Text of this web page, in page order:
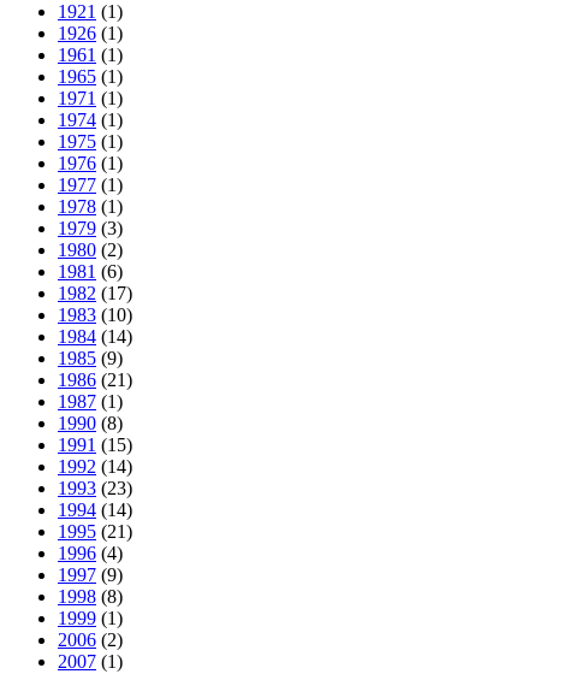
1921 (1)
1926 (1)
1961 (1)
1965 (1)
1971 (1)
1974 (1)
1975 (1)
1976 (1)
1977 (1)
1978 (1)
1979 (3)
1980 (2)
1981 (6)
1982 (17)
1983 (10)
1984 (14)
1985 (9)
1986 (21)
1987 (1)
1990 (8)
1991 (15)
1992 (14)
1993 (23)
1994 (14)
1995 (21)
1996 (4)
1997 (9)
1998 (8)
1999 (1)
2006 (2)
2007 (1)